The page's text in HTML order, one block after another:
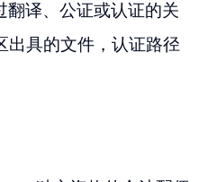
翻译、公证或认证的关
出具的文件，认证路径